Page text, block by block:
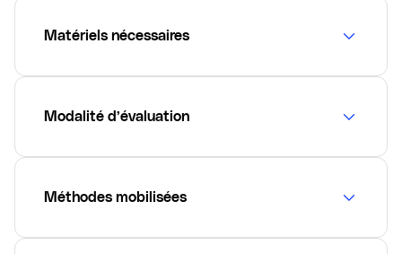
Matériels nécessaires
Modalité d’évaluation
Méthodes mobilisées